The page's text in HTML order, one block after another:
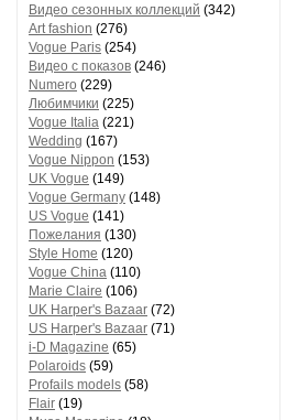
Видео сезонных коллекций (342)
Art fashion (276)
Vogue Paris (254)
Видео с показов (246)
Numero (229)
Любимчики (225)
Vogue Italia (221)
Wedding (167)
Vogue Nippon (153)
UK Vogue (149)
Vogue Germany (148)
US Vogue (141)
Пожелания (130)
Style Home (120)
Vogue China (110)
Marie Claire (106)
UK Harper's Bazaar (72)
US Harper's Bazaar (71)
i-D Magazine (65)
Polaroids (59)
Profails models (58)
Flair (19)